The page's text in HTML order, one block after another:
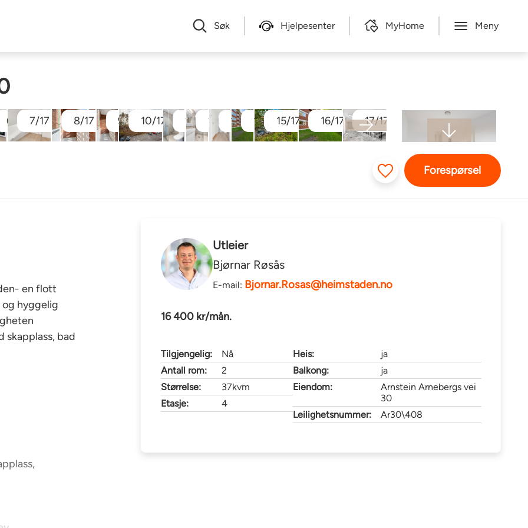
Søk Hjelpesenter MyHome Meny
6/17 7/17 8/17 9/17 10/17 11/17 12/1713/1714/1715/17 16/17 17/17
Forespørsel
en flott
og hyggelig
skapplass, bad
Utleier
Bjørnar Røsås
E-mail: Bjornar.Rosas@heimstaden.no
16 400 kr/mån.
Tilgjengelig:
Nå
Antall rom:
2
Størrelse:
37kvm
Etasje:
4
Heis:
ja
Balkong:
ja
Eiendom:
Arnstein Arnebergs vei
30
Leilighetsnummer:
Ar30\408